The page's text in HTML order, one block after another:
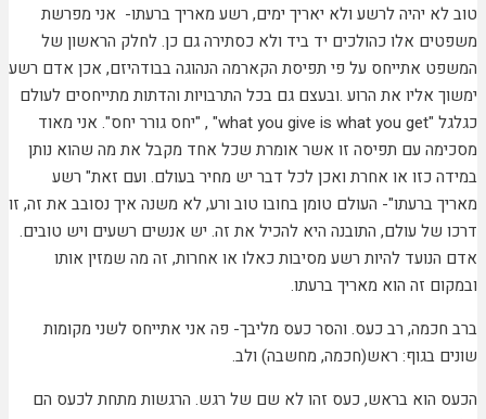
יהיה לרשע ולא יאריך ימים, רשע מאריך ברעתו- אני מפרשת
אלו כהולכים יד ביד ולא כסתירה גם כן. לחלק הראשון של
אתייחס על פי תפיסת הקארמה הנהוגה בבודהיזם, אכן אדם רשע
אליו את הרוע .ובעצם גם בכל התרבויות והדתות מתייחסים לעולם
"
what you give is what you get" , "יחס גורר יחס". אני מאוד
עם תפיסה זו אשר אומרת שכל אחד מקבל את מה שהוא נותן
כזו או אחרת ואכן לכל דבר יש מחיר בעולם. ועם זאת" רשע
ברעתו"- העולם טומן בחובו טוב ורע, לא משנה איך נסובב את זה, זו
עולם, התובנה היא להכיל את זה. יש אנשים רשעים ויש טובים.
להיות רשע מסיבות כאלו או אחרות, זה מה שמזין אותו
זה הוא מאריך ברעתו.
רב כעס. והסר כעס מליבך- פה אני אתייחס לשני מקומות
בגוף: ראש(חכמה, מחשבה) ולב.
הוא בראש, כעס זהו לא שם של רגש. הרגשות מתחת לכעס הם